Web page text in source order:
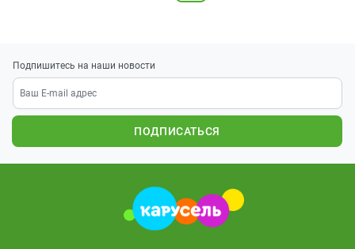
Подпишитесь на наши новости
ПОДПИСАТЬСЯ